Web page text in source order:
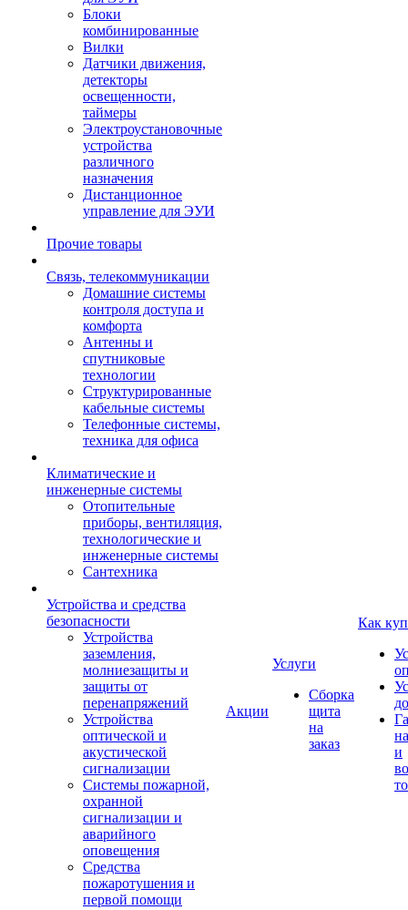
Блоки
комбинированные
Вилки
Датчики движения,
детекторы
освещенности,
таймеры
Электроустановочные
устройства
различного
назначения
Дистанционное
управление для ЭУИ
Прочие товары
Связь, телекоммуникации
Домашние системы
контроля доступа и
комфорта
Антенны и
спутниковые
технологии
Структурированные
кабельные системы
Телефонные системы,
техника для офиса
Климатические и
инженерные системы
Отопительные
приборы, вентиляция,
технологические и
инженерные системы
Сантехника
Устройства и средства
безопасности
Устройства
заземления,
молниезащиты и
защиты от
перенапряжений
Устройства
оптической и
акустической
сигнализации
Системы пожарной,
охранной
сигнализации и
аварийного
оповещения
Средства
пожаротушения и
первой помощи
Акции
Услуги
Сборка
щита
на
заказ
Как
и